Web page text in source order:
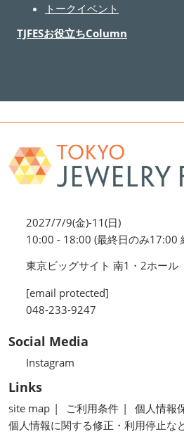
トークイベント
TJFESお役立ちColumn
2027/7/9(金)-11(日)
10:00 - 18:00 (最終日のみ17:00
東京ビッグサイト 南1・2ホール
[email protected]
048-233-9247
Social Media
Instagram
Links
site map ご利用条件
個人情報
個人情報に関する修正・利用停止な